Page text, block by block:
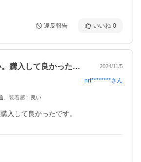
違反報告 いいね 0
予想以上に可愛い。購入して良かったです… 2024/11/5
nrt********さん
装着感 ： 良い
入して良かったです。